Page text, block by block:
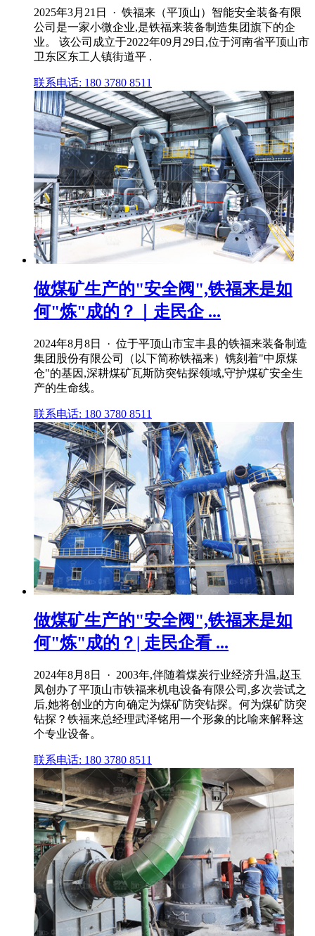
2025年3月21日 · 铁福来（平顶山）智能安全装备有限
公司是一家小微企业,是铁福来装备制造集团旗下的企
业。 该公司成立于2022年09月29日,位于河南省平顶山市
卫东区东工人镇街道平 .
联系电话: 180 3780 8511
做煤矿生产的"安全阀",铁福来是如
何"炼"成的？｜走民企 ...
2024年8月8日 · 位于平顶山市宝丰县的铁福来装备制造
集团股份有限公司（以下简称铁福来）镌刻着"中原煤
仓"的基因,深耕煤矿瓦斯防突钻探领域,守护煤矿安全生
产的生命线。
联系电话: 180 3780 8511
做煤矿生产的"安全阀",铁福来是如
何"炼"成的？| 走民企看 ...
2024年8月8日 · 2003年,伴随着煤炭行业经济升温,赵玉
凤创办了平顶山市铁福来机电设备有限公司,多次尝试之
后,她将创业的方向确定为煤矿防突钻探。何为煤矿防突
钻探？铁福来总经理武泽铭用一个形象的比喻来解释这
个专业设备。
联系电话: 180 3780 8511